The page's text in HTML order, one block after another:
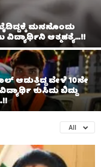
ಮನನೊಂದು
ವಿದ್ಯಾರ್ಥಿನಿ ಆತ್ಮಹತ್ಯೆ…!!
ಆಡುತ್ತಿದ್ದ ವೇಳೆ 10ನೇ
ಕುಸಿದು ಬಿದ್ದು
All